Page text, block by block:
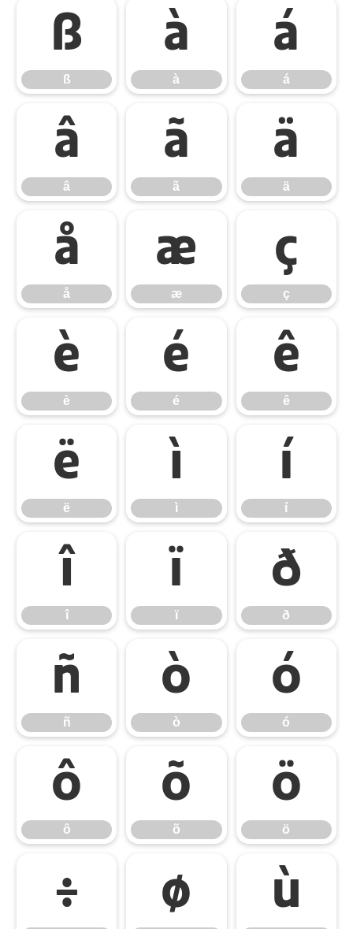
ß
ß
à
à
á
á
â
â
ã
ã
ä
ä
å
å
æ
æ
ç
ç
è
è
é
é
ê
ê
ë
ë
ì
ì
í
í
î
î
ï
ï
ð
ð
ñ
ñ
ò
ò
ó
ó
ô
ô
õ
õ
ö
ö
÷ ø ù